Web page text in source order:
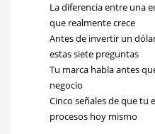
La diferencia entre una
que realmente crece
Antes de invertir un
estas siete preguntas
Tu marca habla antes
negocio
Cinco señales de que tu
procesos hoy mismo